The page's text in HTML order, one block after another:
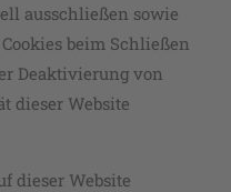
ausschließen sowie
beim Schließen
Deaktivierung von
dieser Website
dieser Website